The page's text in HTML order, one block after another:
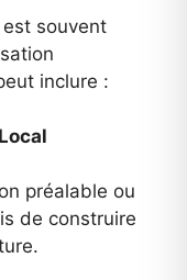
est souvent
inclure :
préalable ou
de construire